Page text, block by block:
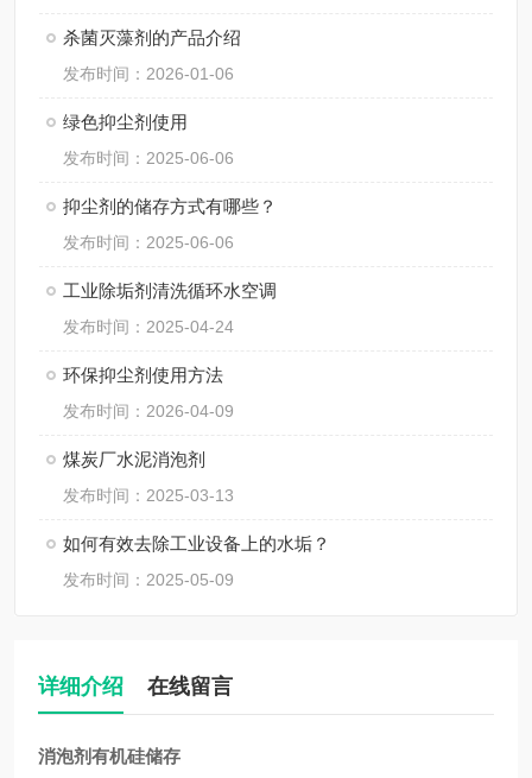
杀菌灭藻剂的产品介绍
发布时间：2026-01-06
绿色抑尘剂使用
发布时间：2025-06-06
抑尘剂的储存方式有哪些？
发布时间：2025-06-06
工业除垢剂清洗循环水空调
发布时间：2025-04-24
环保抑尘剂使用方法
发布时间：2026-04-09
煤炭厂水泥消泡剂
发布时间：2025-03-13
如何有效去除工业设备上的水垢？
发布时间：2025-05-09
详细介绍 在线留言
消泡剂有机硅储存